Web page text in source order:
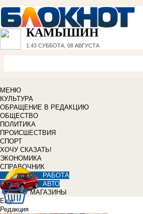
КАМЫШИН
1:43 СУББОТА, 08 АВГУСТА
МЕНЮ
КУЛЬТУРА
ОБРАЩЕНИЕ В РЕДАКЦИЮ
ОБЩЕСТВО
ПОЛИТИКА
ПРОИСШЕСТВИЯ
СПОРТ
ХОЧУ СКАЗАТЬ!
ЭКОНОМИКА
СПРАВОЧНИК
РАБОТА
АВТО
МАГАЗИНЫ
Еще
Редакция